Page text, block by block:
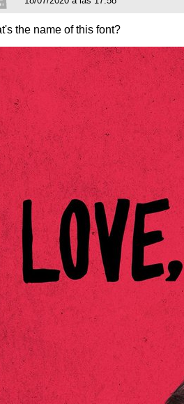
the name of this font?